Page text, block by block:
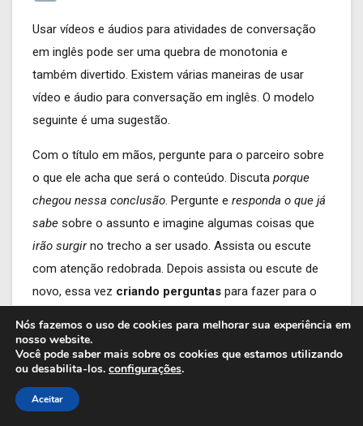
Usar vídeos e áudios para atividades de conversação
em inglês pode ser uma quebra de monotonia e
também divertido. Existem várias maneiras de usar
vídeo e áudio para conversação em inglês. O modelo
seguinte é uma sugestão.
Com o título em mãos, pergunte para o parceiro sobre
o que ele acha que será o conteúdo. Discuta porque
chegou nessa conclusão. Pergunte e responda o que já
sabe sobre o assunto e imagine algumas coisas que
irão surgirno trecho a ser usado. Assista ou escute
com atenção redobrada. Depois assista ou escute de
novo, essa vez criando perguntas para fazer para o
As perguntas devem ser de compreensão
informações específicas que absorveram, mas
também de
interlocutor ou possíveis efeitos de alguma mudança
Nós fazemos o uso de cookies para melhorar sua experiência em
nosso website.
Você pode saber mais sobre os cookies que estamos utilizando
ou desabilita-los. configurações.
Aceitar